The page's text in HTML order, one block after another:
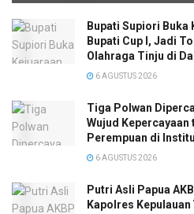
Bupati Supiori
Bupati Cup I, Jadi
Olahraga Tinju di
6 AGUSTUS 2026
Tiga Polwan
Wujud
Perempuan di
6 AGUSTUS 2026
Putri Asli Papua
Kapolres Kepulauan